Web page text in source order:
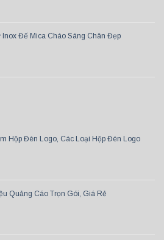
Inox Đế Mica Cháo Sáng Chân Đẹp
Hộp Đèn Logo, Các Loại Hộp Đèn Logo
Quảng Cáo Trọn Gói, Giá Rẻ